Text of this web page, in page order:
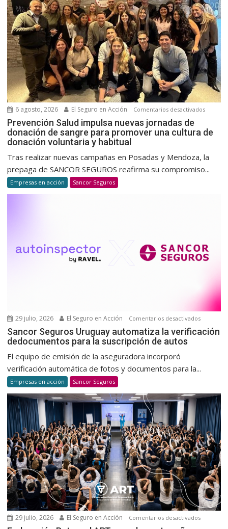
6 agosto, 2026 El Seguro en Acción Comentarios desactivadosen
Salud
una
cultura
y
habitual
Prevención Salud impulsa nuevas jornadas de
donación de sangre para promover una cultura de
donación voluntaria y habitual
Tras realizar nuevas campañas en Posadas y Mendoza, la
prepaga de SANCOR SEGUROS reafirma su compromiso...
Empresas en acción Sancor Seguros
29 julio, 2026 El Seguro en Acción Comentarios desactivadosen
Sancor
la
para
la
de
autos
Sancor Seguros Uruguay automatiza la verificación
dedocumentos para la suscripción de autos
El equipo de emisión de la aseguradora incorporó
verificación automática de fotos y documentos para la...
Empresas en acción Sancor Seguros
29 julio, 2026 El Seguro en Acción Comentarios desactivadosen